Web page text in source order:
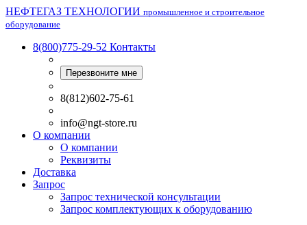
НЕФТЕГАЗ ТЕХНОЛОГИИ промышленное и строительное
оборудование
8(800)775-29-52 Контакты
Перезвоните мне
8(812)602-75-61
info@ngt-store.ru
О компании
О компании
Реквизиты
Доставка
Запрос
Запрос технической консультации
Запрос комплектующих к оборудованию